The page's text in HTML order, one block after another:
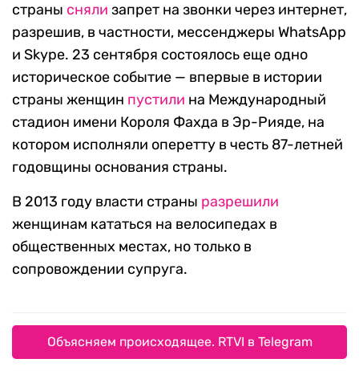
страны сняли запрет на звонки через интернет,
разрешив, в частности, мессенджеры WhatsApp
и Skype. 23 сентября состоялось еще одно
историческое событие — впервые в истории
страны женщин пустили на Международный
стадион имени Короля Фахда в Эр-Рияде, на
котором исполняли оперетту в честь 87-летней
годовщины основания страны.
В 2013 году власти страны разрешили
женщинам кататься на велосипедах в
общественных местах, но только в
сопровождении супруга.
Объясняем происходящее. RTVI в Telegram